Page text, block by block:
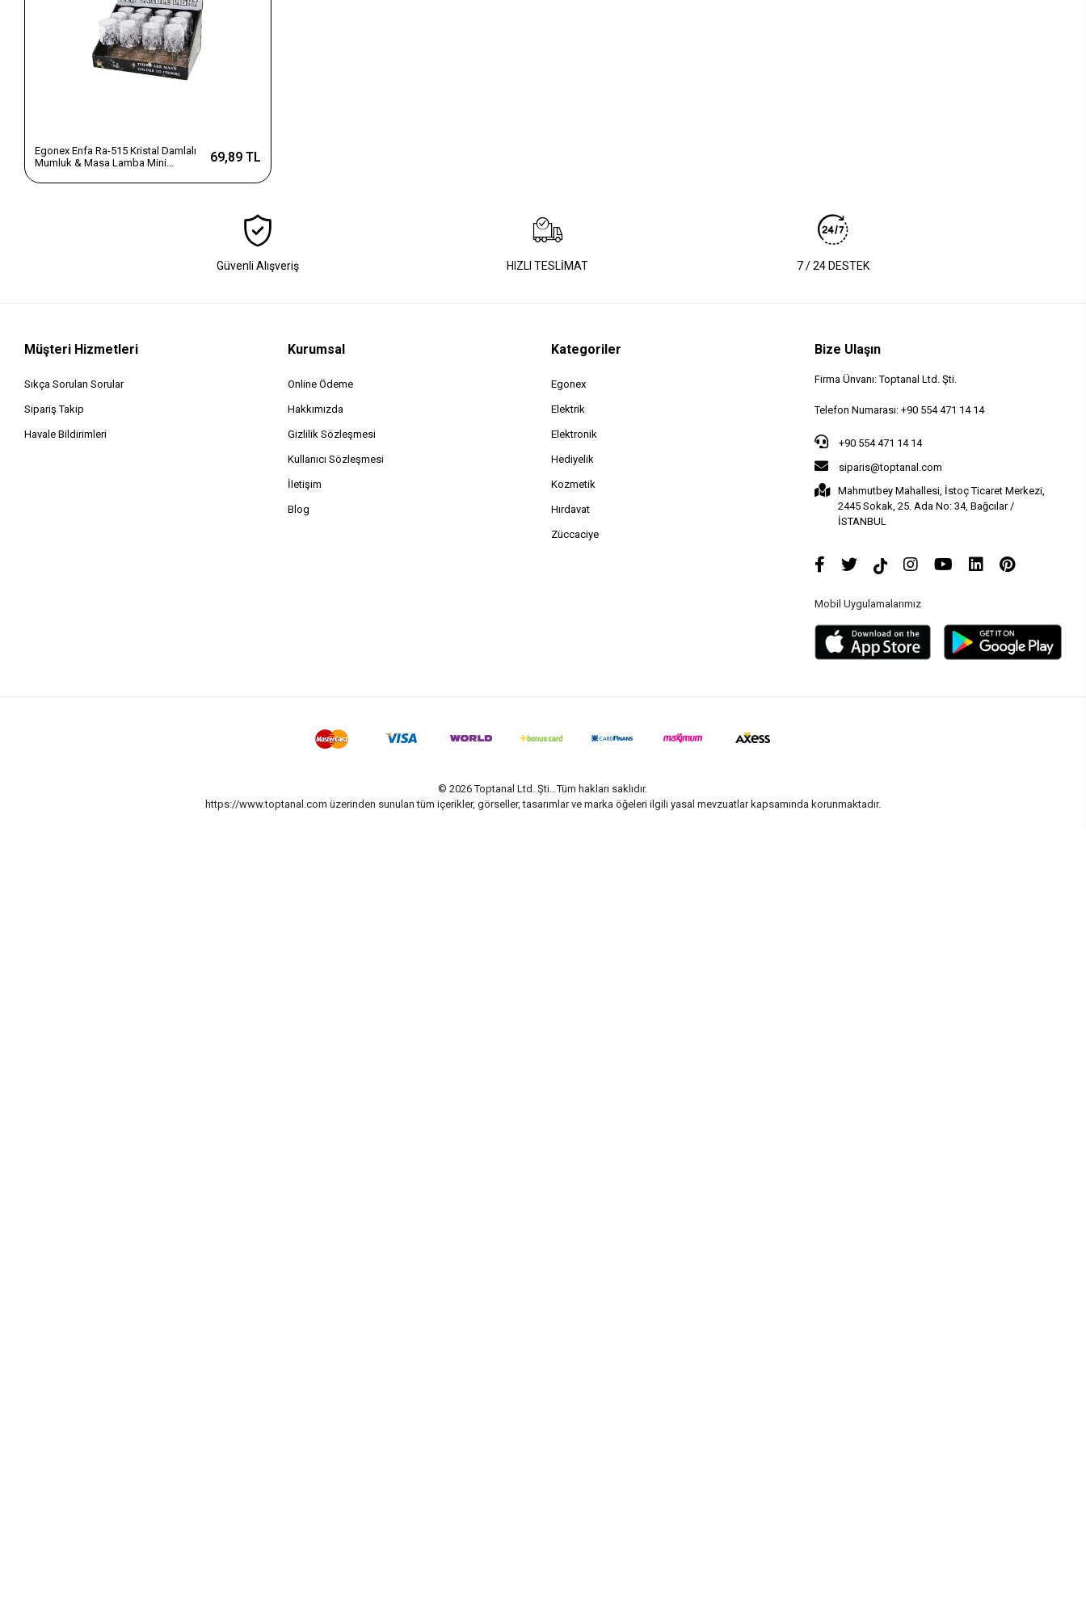
Egonex Enfa Ra-515 Kristal Damlalı
Mumluk & Masa Lamba Mini
69,89 TL
Güvenli Alışveriş HIZLI TESLİMAT 7 / 24 DESTEK
Müşteri Hizmetleri
Sıkça Sorulan Sorular
Sipariş Takip
Havale Bildirimleri
Kurumsal
Online Ödeme
Hakkımızda
Gizlilik Sözleşmesi
Kullanıcı Sözleşmesi
İletişim
Blog
Kategoriler
Egonex
Elektrik
Elektronik
Hediyelik
Kozmetik
Hırdavat
Züccaciye
Bize Ulaşın
Firma Ünvanı: Toptanal Ltd. Şti.
Telefon Numarası: +90 554 471 14 14
+90 554 471 14 14
siparis@toptanal.com
Mahmutbey Mahallesi, İstoç Ticaret Merkezi,
2445 Sokak, 25. Ada No: 34, Bağcılar /
İSTANBUL
Mobil Uygulamalarımız
© 2026 Toptanal Ltd. Şti.. Tüm hakları saklıdır.
https://www.toptanal.com üzerinden sunulan tüm içerikler, görseller, tasarımlar ve marka öğeleri ilgili yasal mevzuatlar kapsamında korunmaktadır.